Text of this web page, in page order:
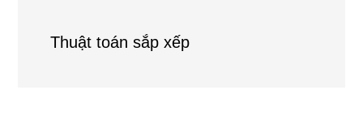
Thuật toán sắp xếp